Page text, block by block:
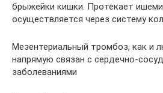
брыжейки кишки. Протекает
осуществляется через систему
Мезентериальный тромбоз, как и
напрямую связан с сердечно-
заболеваниями